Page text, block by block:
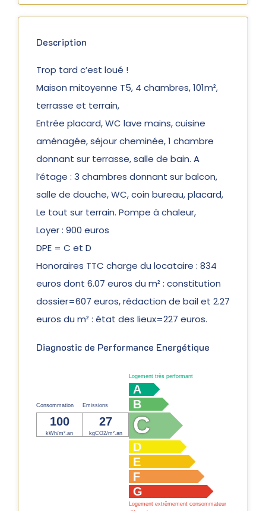
Description
Trop tard c’est loué !
Maison mitoyenne T5, 4 chambres, 101m²,
terrasse et terrain,
Entrée placard, WC lave mains, cuisine
aménagée, séjour cheminée, 1 chambre
donnant sur terrasse, salle de bain. A
l’étage : 3 chambres donnant sur balcon,
salle de douche, WC, coin bureau, placard,
Le tout sur terrain. Pompe à chaleur,
Loyer : 900 euros
DPE = C et D
Honoraires TTC charge du locataire : 834
euros dont 6.07 euros du m² : constitution
dossier=607 euros, rédaction de bail et 2.27
euros du m² : état des lieux=227 euros.
Diagnostic de Performance Energétique
Consommation
100
kWh/m².an
Emissions
27
kgCO2/m².an
Logement très performant
A
B
C
D
E
F
G
Logement extrêmement consommateur